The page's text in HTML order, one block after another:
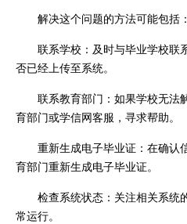
解决这个问题的方法可能包括：
联系学校：及时与毕业学校联
否已经上传至系统。
联系教育部门：如果学校无法
育部门或学信网客服，寻求帮助。
重新生成电子毕业证：在确认
育部门重新生成电子毕业证。
检查系统状态：关注相关系统
常运行。